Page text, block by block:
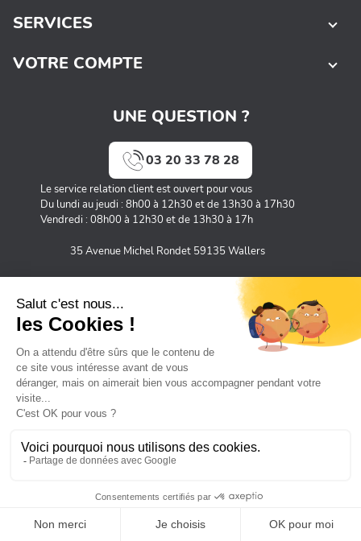
UNE QUESTION ?
03 20 33 78 28
Le service relation client est ouvert pour vous
Du lundi au jeudi : 8h00 à 12h30 et de 13h30 à 17h30
Vendredi : 08h00 à 12h30 et de 13h30 à 17h
35 Avenue Michel Rondet 59135 Wallers
SERVICES
VOTRE COMPTE
MOYENS DE PAIEMENT SÉCURISÉS